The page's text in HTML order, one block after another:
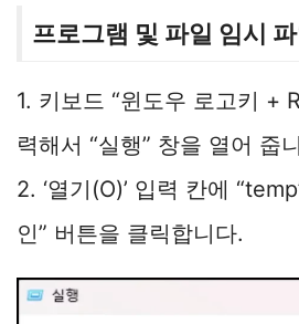
프로그램 및 파일 임시
1. 키보드 “윈도우 로고키 +
력해서 “실행” 창을 열어 줍
2. ‘열기(O)’ 입력 칸에
인” 버튼을 클릭합니다.